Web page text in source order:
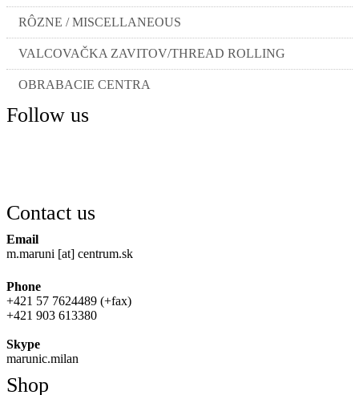
RÔZNE / MISCELLANEOUS
VALCOVAČKA ZAVITOV/THREAD ROLLING
OBRABACIE CENTRA
Follow us
Contact us
Email
m.maruni [at] centrum.sk
Phone
+421 57 7624489 (+fax)
+421 903 613380
Skype
marunic.milan
Shop